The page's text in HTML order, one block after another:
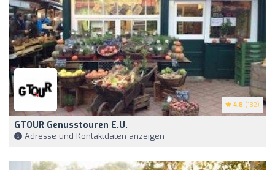
4.8 (132)
GTOUR Genusstouren E.u.
Adresse und Kontaktdaten anzeigen